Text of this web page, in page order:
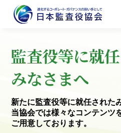
監査役等に就
みなさまへ
新たに監査役等に就任された
当協会では様々なコンテンツ
ご用意しております。